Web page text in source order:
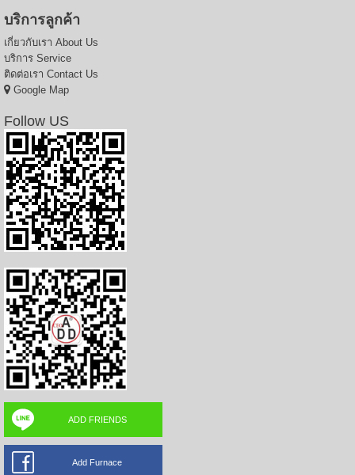
บริการลูกค้า
เกี่ยวกับเรา About Us
บริการ Service
ติดต่อเรา Contact Us
Google Map
Follow US
ADD FRIENDS
Add Furnace